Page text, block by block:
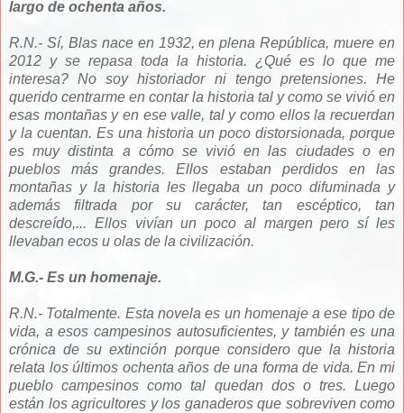
largo de ochenta años.
R.N.- Sí, Blas nace en 1932, en plena República, muere en
2012 y se repasa toda la historia. ¿Qué es lo que me
interesa? No soy historiador ni tengo pretensiones. He
querido centrarme en contar la historia tal y como se vivió en
esas montañas y en ese valle, tal y como ellos la recuerdan
y la cuentan. Es una historia un poco distorsionada, porque
es muy distinta a cómo se vivió en las ciudades o en
pueblos más grandes. Ellos estaban perdidos en las
montañas y la historia les llegaba un poco difuminada y
además filtrada por su carácter, tan escéptico, tan
descreído,... Ellos vivían un poco al margen pero sí les
llevaban ecos u olas de la civilización.
M.G.- Es un homenaje.
R.N.- Totalmente. Esta novela es un homenaje a ese tipo de
vida, a esos campesinos autosuficientes, y también es una
crónica de su extinción porque considero que la historia
relata los últimos ochenta años de una forma de vida. En mi
pueblo campesinos como tal quedan dos o tres. Luego
están los agricultores y los ganaderos que sobreviven como